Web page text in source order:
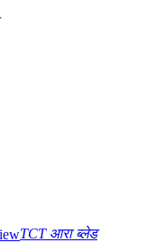
TCT आरा ब्लेड